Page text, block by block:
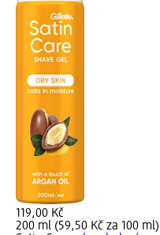
119,00 Kč
200 ml (59,50 Kč za 100 ml)